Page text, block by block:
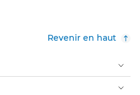
Revenir en haut